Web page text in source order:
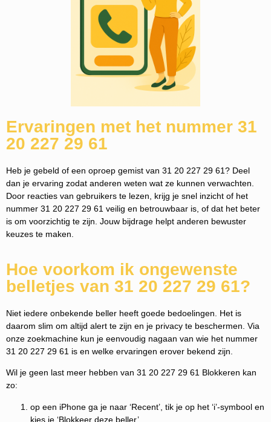
Ervaringen met het nummer 31
20 227 29 61
Heb je gebeld of een oproep gemist van 31 20 227 29 61? Deel
dan je ervaring zodat anderen weten wat ze kunnen verwachten.
Door reacties van gebruikers te lezen, krijg je snel inzicht of het
nummer 31 20 227 29 61 veilig en betrouwbaar is, of dat het beter
is om voorzichtig te zijn. Jouw bijdrage helpt anderen bewuster
keuzes te maken.
Hoe voorkom ik ongewenste
belletjes van 31 20 227 29 61?
Niet iedere onbekende beller heeft goede bedoelingen. Het is
daarom slim om altijd alert te zijn en je privacy te beschermen. Via
onze zoekmachine kun je eenvoudig nagaan van wie het nummer
31 20 227 29 61 is en welke ervaringen erover bekend zijn.
Wil je geen last meer hebben van 31 20 227 29 61 Blokkeren kan
zo:
op een iPhone ga je naar ‘Recent’, tik je op het ‘i’-symbool en
kies je ‘Blokkeer deze beller’.